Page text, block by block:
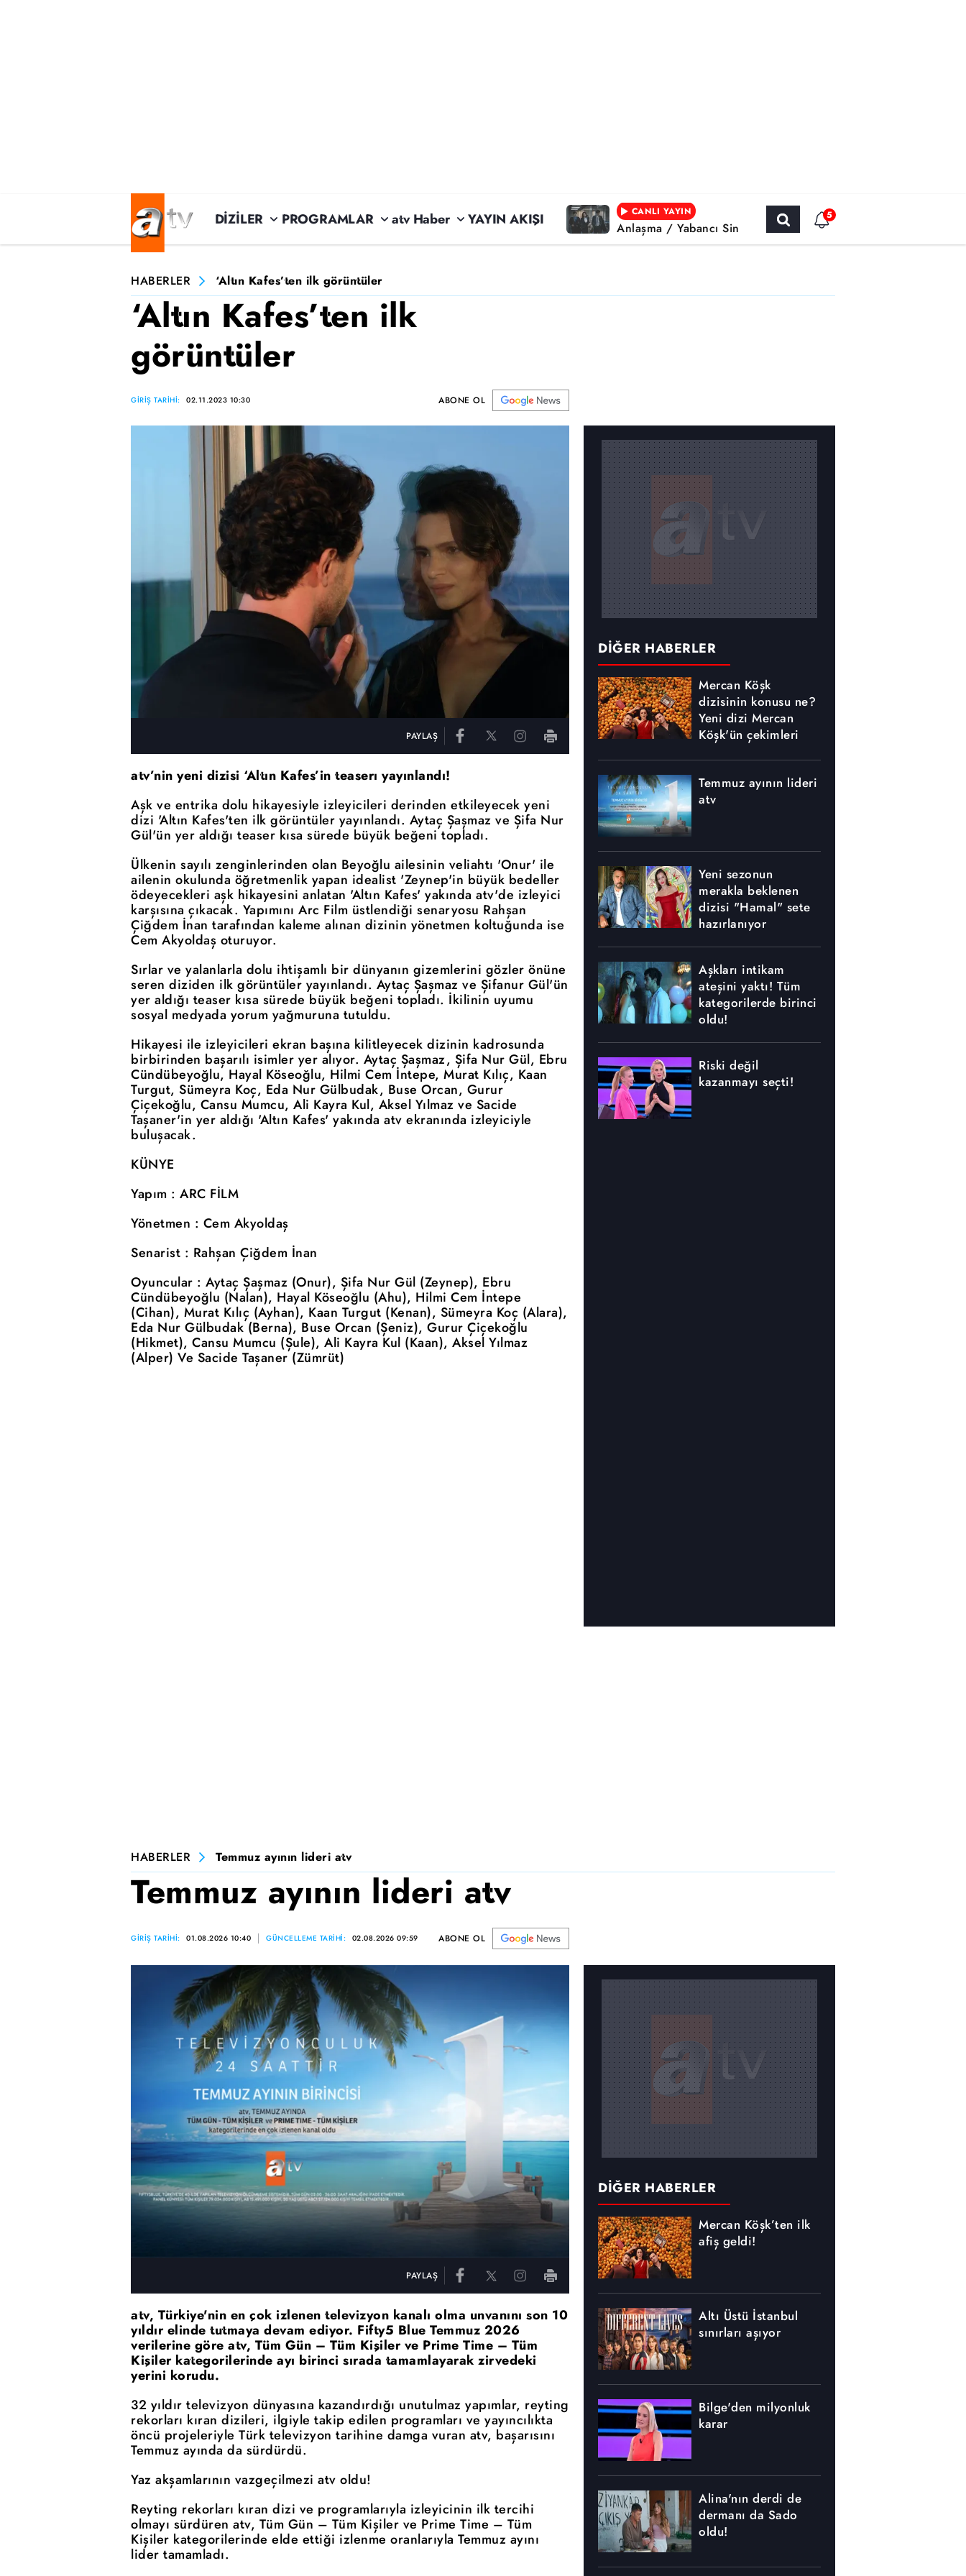
DİZİLER PROGRAMLAR atv Haber YAYIN AKIŞI CANLI YAYIN
Anlaşma / Yabancı Sinema
5
HABERLER ‘Altın Kafes’ten ilk görüntüler
‘Altın Kafes’ten ilk
görüntüler
GİRİŞ TARİHİ: 02.11.2023 10:30 ABONE OL
PAYLAŞ
atv’nin yeni dizisi ‘Altın Kafes’in teaserı yayınlandı!
Aşk ve entrika dolu hikayesiyle izleyicileri derinden etkileyecek yeni
dizi 'Altın Kafes'ten ilk görüntüler yayınlandı. Aytaç Şaşmaz ve Şifa Nur
Gül'ün yer aldığı teaser kısa sürede büyük beğeni topladı.
Ülkenin sayılı zenginlerinden olan Beyoğlu ailesinin veliahtı 'Onur' ile
ailenin okulunda öğretmenlik yapan idealist 'Zeynep'in büyük bedeller
ödeyecekleri aşk hikayesini anlatan 'Altın Kafes' yakında atv'de izleyici
karşısına çıkacak. Yapımını Arc Film üstlendiği senaryosu Rahşan
Çiğdem İnan tarafından kaleme alınan dizinin yönetmen koltuğunda ise
Cem Akyoldaş oturuyor.
Sırlar ve yalanlarla dolu ihtişamlı bir dünyanın gizemlerini gözler önüne
seren diziden ilk görüntüler yayınlandı. Aytaç Şaşmaz ve Şifanur Gül'ün
yer aldığı teaser kısa sürede büyük beğeni topladı. İkilinin uyumu
sosyal medyada yorum yağmuruna tutuldu.
Hikayesi ile izleyicileri ekran başına kilitleyecek dizinin kadrosunda
birbirinden başarılı isimler yer alıyor. Aytaç Şaşmaz, Şifa Nur Gül, Ebru
Cündübeyoğlu, Hayal Köseoğlu, Hilmi Cem İntepe, Murat Kılıç, Kaan
Turgut, Sümeyra Koç, Eda Nur Gülbudak, Buse Orcan, Gurur
Çiçekoğlu, Cansu Mumcu, Ali Kayra Kul, Aksel Yılmaz ve Sacide
Taşaner'in yer aldığı 'Altın Kafes' yakında atv ekranında izleyiciyle
buluşacak.
KÜNYE
Yapım : ARC FİLM
Yönetmen : Cem Akyoldaş
Senarist : Rahşan Çiğdem İnan
Oyuncular : Aytaç Şaşmaz (Onur), Şifa Nur Gül (Zeynep), Ebru
Cündübeyoğlu (Nalan), Hayal Köseoğlu (Ahu), Hilmi Cem İntepe
(Cihan), Murat Kılıç (Ayhan), Kaan Turgut (Kenan), Sümeyra Koç (Alara),
Eda Nur Gülbudak (Berna), Buse Orcan (Şeniz), Gurur Çiçekoğlu
(Hikmet), Cansu Mumcu (Şule), Ali Kayra Kul (Kaan), Aksel Yılmaz
(Alper) Ve Sacide Taşaner (Zümrüt)
DİĞER HABERLER
Mercan Köşk
dizisinin konusu ne?
Yeni dizi Mercan
Köşk'ün çekimleri
Temmuz ayının lideri
atv
Yeni sezonun
merakla beklenen
dizisi "Hamal" sete
hazırlanıyor
Aşkları intikam
ateşini yaktı! Tüm
kategorilerde birinci
oldu!
Riski değil
kazanmayı seçti!
HABERLER Temmuz ayının lideri atv
Temmuz ayının lideri atv
GİRİŞ TARİHİ: 01.08.2026 10:40 GÜNCELLEME TARİHİ: 02.08.2026 09:59 ABONE OL
PAYLAŞ
atv, Türkiye'nin en çok izlenen televizyon kanalı olma unvanını son 10
yıldır elinde tutmaya devam ediyor. Fifty5 Blue Temmuz 2026
verilerine göre atv, Tüm Gün – Tüm Kişiler ve Prime Time – Tüm
Kişiler kategorilerinde ayı birinci sırada tamamlayarak zirvedeki
yerini korudu.
32 yıldır televizyon dünyasına kazandırdığı unutulmaz yapımlar, reyting
rekorları kıran dizileri, ilgiyle takip edilen programları ve yayıncılıkta
öncü projeleriyle Türk televizyon tarihine damga vuran atv, başarısını
Temmuz ayında da sürdürdü.
Yaz akşamlarının vazgeçilmezi atv oldu!
Reyting rekorları kıran dizi ve programlarıyla izleyicinin ilk tercihi
olmayı sürdüren atv, Tüm Gün – Tüm Kişiler ve Prime Time – Tüm
Kişiler kategorilerinde elde ettiği izlenme oranlarıyla Temmuz ayını
lider tamamladı.
DİĞER HABERLER
Mercan Köşk’ten ilk
afiş geldi!
Altı Üstü İstanbul
sınırları aşıyor
Bilge'den milyonluk
karar
Alina'nın derdi de
dermanı da Sado
oldu!